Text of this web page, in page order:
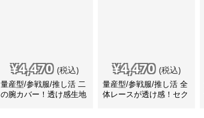
¥4,470 (税込)
量産型/参戦服/推し活 二
の腕カバー！透け感生地
¥4,470 (税込)
量産型/参戦服/推し活 全
体レースが透け感！セク